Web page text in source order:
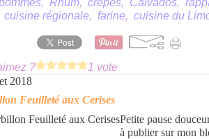
, Rhum, crêpes, Calvados,
cuisine régionale, farine, cuisine du
?
1 vote
2018
Feuilleté aux Cerises
Petite pause
à publier sur mon